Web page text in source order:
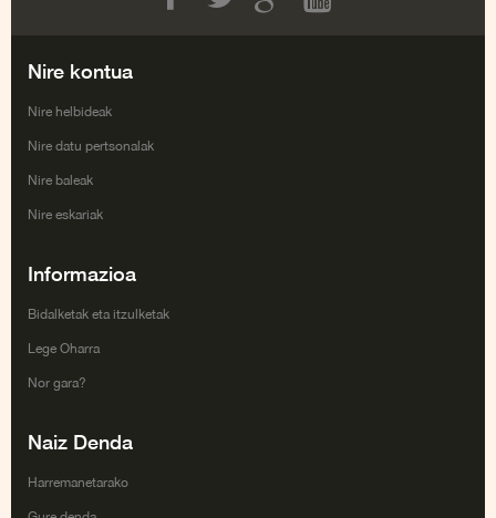
Nire kontua
Nire helbideak
Nire datu pertsonalak
Nire baleak
Nire eskariak
Informazioa
Bidalketak eta itzulketak
Lege Oharra
Nor gara?
Naiz Denda
Harremanetarako